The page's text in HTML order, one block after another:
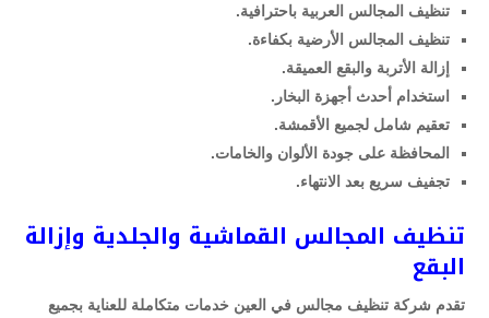
تنظيف المجالس العربية باحترافية.
تنظيف المجالس الأرضية بكفاءة.
إزالة الأتربة والبقع العميقة.
استخدام أحدث أجهزة البخار.
تعقيم شامل لجميع الأقمشة.
المحافظة على جودة الألوان والخامات.
تجفيف سريع بعد الانتهاء.
تنظيف المجالس القماشية والجلدية وإزالة
البقع
تقدم شركة تنظيف مجالس في العين خدمات متكاملة للعناية بجميع